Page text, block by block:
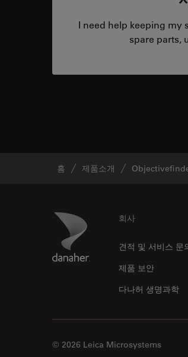
I need help keeping my
spare parts,
홈 제품소개
Danaher Logo 회사
견적 및 서비스 문
제품 보안
다나허 생명과학
© 2026 Leica Microsystems